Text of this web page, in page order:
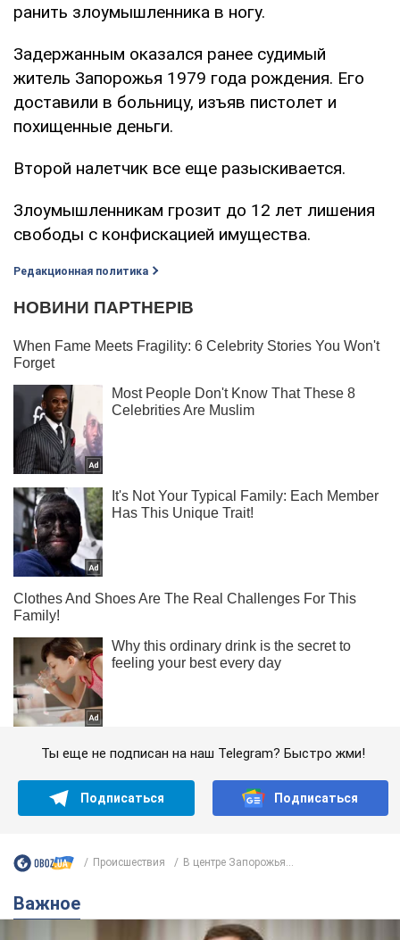
ранить злоумышленника в ногу.
Задержанным оказался ранее судимый
житель Запорожья 1979 года рождения. Его
доставили в больницу, изъяв пистолет и
похищенные деньги.
Второй налетчик все еще разыскивается.
Злоумышленникам грозит до 12 лет лишения
свободы с конфискацией имущества.
Редакционная политика
Ты еще не подписан на наш Telegram? Быстро жми!
Подписаться Подписаться
Происшествия В центре Запорожья...
Важное